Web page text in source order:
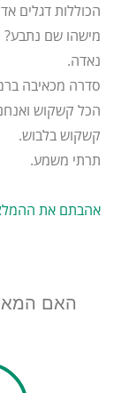
הכוללות דגלים
מישהו שם נתבע?
נאדה.
סדרה מכאיבה
הכל קשקוש
קשקוש בלבוש.
תרתי משמע.
אהבתם את
האם